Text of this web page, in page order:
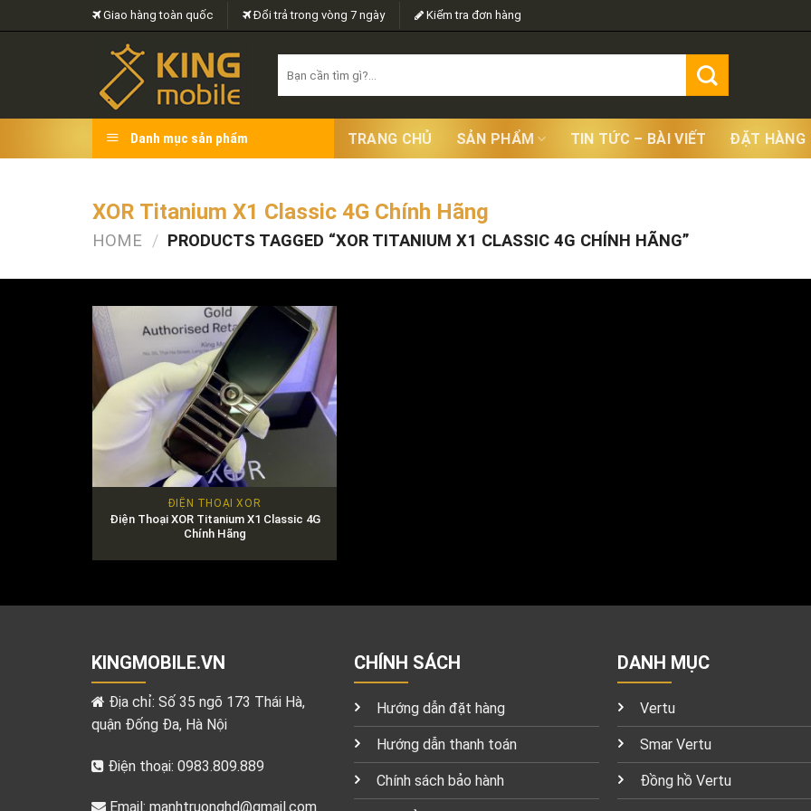
to
Giao hàng toàn quốc Đổi trả trong vòng 7 ngày Kiểm tra đơn hàng
for:
Danh mục sản phẩm TRANG CHỦ SẢN PHẨM TIN TỨC – BÀI VIẾT ĐẶT HÀNG
XOR Titanium X1 Classic 4G Chính Hãng
HOME / PRODUCTS TAGGED “XOR TITANIUM X1 CLASSIC 4G CHÍNH HÃNG”
ĐIỆN THOẠI XOR
Điện Thoại XOR Titanium X1 Classic 4G
Chính Hãng
KINGMOBILE.VN
Địa chỉ: Số 35 ngõ 173 Thái Hà,
quận Đống Đa, Hà Nội
Điện thoại: 0983.809.889
Email: manhtruonghd@gmail.com
CHÍNH SÁCH
Hướng dẫn đặt hàng
Hướng dẫn thanh toán
Chính sách bảo hành
DANH MỤC
Vertu
Smar Vertu
Đồng hồ Vertu